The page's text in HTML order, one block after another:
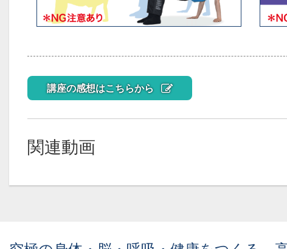
講座の感想はこちらから
関連動画